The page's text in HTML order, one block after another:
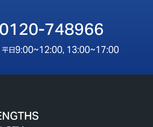
0120-748966
日9:00~12:00, 13:00~17:00